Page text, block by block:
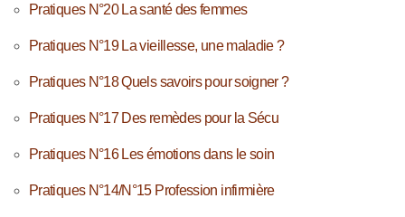
Pratiques N°20 La santé des femmes
Pratiques N°19 La vieillesse, une maladie ?
Pratiques N°18 Quels savoirs pour soigner ?
Pratiques N°17 Des remèdes pour la Sécu
Pratiques N°16 Les émotions dans le soin
Pratiques N°14/N°15 Profession infirmière